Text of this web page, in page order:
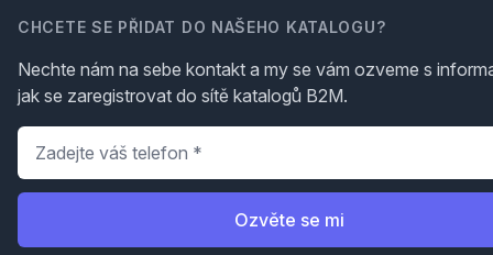
CHCETE SE PŘIDAT DO NAŠEHO KATALOGU?
Nechte nám na sebe kontakt a my se vám ozveme s
jak se zaregistrovat do sítě katalogů B2M.
Telefon
Ozvěte se mi